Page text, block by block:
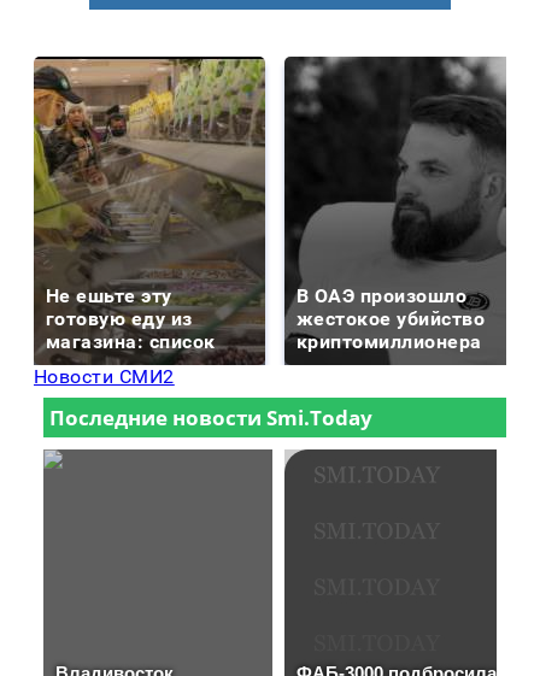
Не ешьте эту
готовую еду из
магазина: список
В ОАЭ произошло
жестокое убийство
криптомиллионера
Новости СМИ2